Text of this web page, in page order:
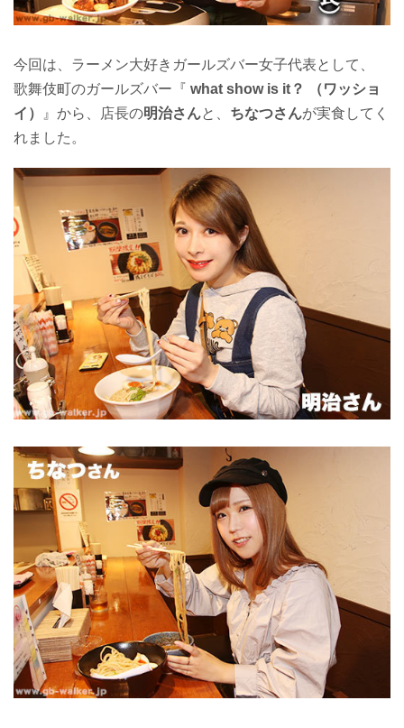
今回は、ラーメン大好きガールズバー女子代表として、
歌舞伎町のガールズバー『 what show is it？ （ワッショ
イ）
』から、店長の明治さんと、 ちなつさんが実食してく
れました。